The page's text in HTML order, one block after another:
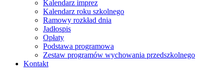
Kalendarz imprez
Kalendarz roku szkolnego
Ramowy rozkład dnia
Jadłospis
Opłaty
Podstawa programowa
Zestaw programów wychowania przedszkolnego
Kontakt